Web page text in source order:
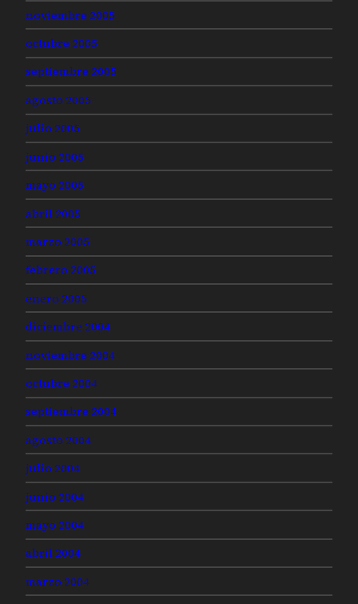
noviembre 2005
octubre 2005
septiembre 2005
agosto 2005
julio 2005
junio 2005
mayo 2005
abril 2005
marzo 2005
febrero 2005
enero 2005
diciembre 2004
noviembre 2004
octubre 2004
septiembre 2004
agosto 2004
julio 2004
junio 2004
mayo 2004
abril 2004
marzo 2004